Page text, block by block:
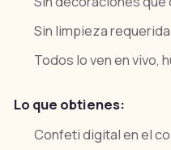
Sin limpieza requerida
Todos lo ven en vivo,
Lo que obtienes:
Confeti digital en el